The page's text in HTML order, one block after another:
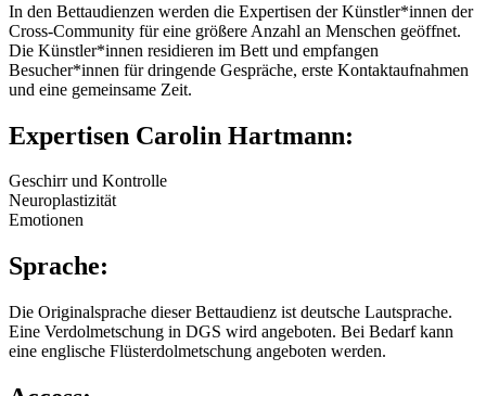
In den Bettaudienzen werden die Expertisen der Künstler*innen der
Cross-Community für eine größere Anzahl an Menschen geöffnet.
Die Künstler*innen residieren im Bett und empfangen
Besucher*innen für dringende Gespräche, erste Kontaktaufnahmen
und eine gemeinsame Zeit.
Expertisen Carolin Hartmann:
Geschirr und Kontrolle
Neuroplastizität
Emotionen
Sprache:
Die Originalsprache dieser Bettaudienz ist deutsche Lautsprache.
Eine Verdolmetschung in DGS wird angeboten. Bei Bedarf kann
eine englische Flüsterdolmetschung angeboten werden.